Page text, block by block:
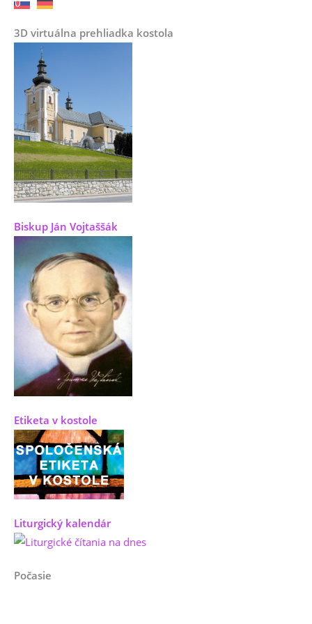
3D virtuálna prehliadka kostola
Biskup Ján Vojtaššák
Etiketa v kostole
Liturgický kalendár
Počasie